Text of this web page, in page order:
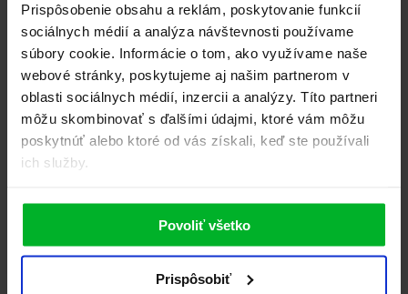
Prispôsobenie obsahu a reklám, poskytovanie funkcií
sociálnych médií a analýza návštevnosti používame
súbory cookie. Informácie o tom, ako využívame naše
webové stránky, poskytujeme aj našim partnerom v
oblasti sociálnych médií, inzercii a analýzy. Títo partneri
môžu skombinovať s ďalšími údajmi, ktoré vám môžu
poskytnúť alebo ktoré od vás získali, keď ste používali
ich služby.
Povoliť všetko
Prispôsobiť
Informační list + energeti...
XLS, 0 KB
Recenzie0
Buďte první, kdo produkt CS 611 MW ohodnotí.
Napsat uživatelskou recenzi
Uživatelská recenze